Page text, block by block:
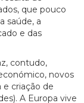
que pouco
saúde, a
e das
contudo,
novos
criação de
A Europa vive